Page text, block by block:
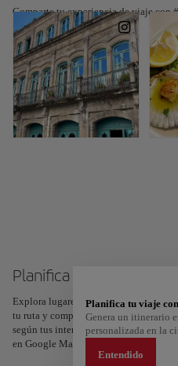
Comparte tu experiencia de viaje con
Planifica tu viaje a Vigo
Explora lugares, experiencias y marca
tu ruta y compartirla. ¿Quieres más
según tus intereses y la duración de tu
en Google Maps.
Planifica tu viaje
Genera un itinerario
personalizada en la
Entendido